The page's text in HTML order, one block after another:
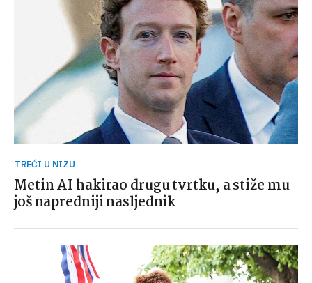
TREĆI U NIZU
Metin AI hakirao drugu tvrtku, a stiže mu
još napredniji nasljednik